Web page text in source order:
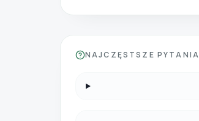
NAJCZĘSTSZE PYTANIA